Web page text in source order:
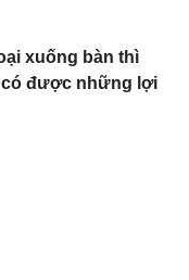
xuống bàn thì
có được những lợi